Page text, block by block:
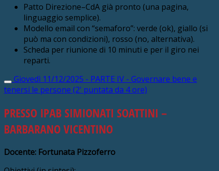
Patto Direzione–CdA già pronto (una pagina,
linguaggio semplice).
Modello email con “semaforo”: verde (ok), giallo (si
può ma con condizioni), rosso (no, alternativa).
Scheda per riunione di 10 minuti e per il giro nei
reparti.
Giovedì 11/12/2025 - PARTE IV - Governare bene e
tenersi le persone (2' puntata da 4 ore)
PRESSO IPAB SIMIONATI SOATTINI –
BARBARANO VICENTINO
Docente: Fortunata Pizzoferro